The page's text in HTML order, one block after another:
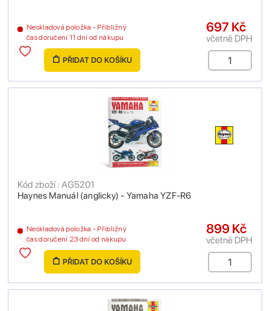
Neskladová položka - Přibližný
čas doručení 11 dní od nákupu
697 Kč
včetně DPH
PŘIDAT DO KOŠÍKU
Haynes Manuál (anglicky) - Yamaha YZF-R6
Kód zboží : AG5201
Neskladová položka - Přibližný
čas doručení 23 dní od nákupu
899 Kč
včetně DPH
PŘIDAT DO KOŠÍKU